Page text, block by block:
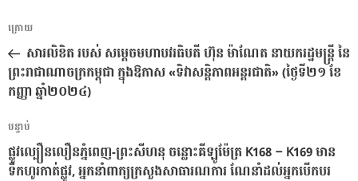
ការ​
នាំទិស​
ប្រកាស
អត្ថបទ
មុន
ក្រោយ
សារលិខិត របស់ សម្តេចមហាបវរធិបតី ហ៊ុន ម៉ាណែត នាយករដ្ឋមន្ត្រី នៃ
ព្រះរាជាណាចក្រកម្ពុជា ក្នុងឱកាស «ទិវាសន្តិភាពអន្តរជាតិ» (ថ្ងៃទី២១ ខែ
កញ្ញា ឆ្នាំ២០២៤)
អត្ថបទ
បន្ទាប់
បន្ទាប់
ផ្លូវល្បឿនលឿនភ្នំពេញ-ព្រះសីហនុ ចន្លោះគីឡូម៉ែត្រ K168 – K169 មាន
ទឹកហូរកាត់ផ្លូវ, អ្នកនាំពាក្យក្រសួងសាធារណការ ណែនាំដល់អ្នកបើកបរ